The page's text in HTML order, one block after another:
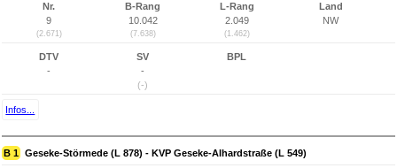
Nr.
9
(2.671)
B-Rang
10.042
(7.638)
L-Rang
2.049
(1.462)
Land
NW
DTV
-
SV
-
(-)
BPL
Infos...
B 1 Geseke-Störmede (L 878) - KVP Geseke-Alhardstraße (L 549)